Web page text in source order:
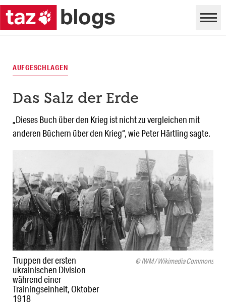
Truppen der ersten
ukrainischen Division
während einer
Trainingseinheit, Oktober
1918
© IWM / Wikimedia Commons
AUFGESCHLAGEN
Das Salz der Erde
„Dieses Buch über den Krieg ist nicht zu vergleichen mit
anderen Büchern über den Krieg“, wie Peter Härtling sagte.